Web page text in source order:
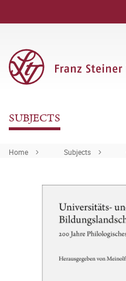
SUBJECTS
Home Subjects